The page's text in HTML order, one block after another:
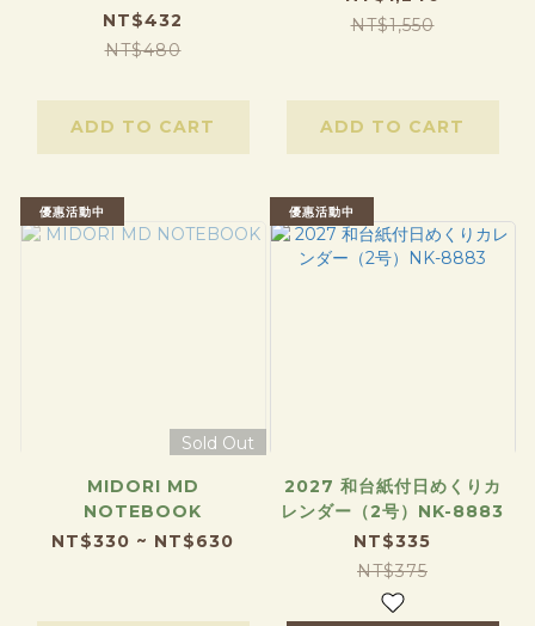
NT$432
NT$480
ADD TO CART
NT$1,550
ADD TO CART
優惠活動中
Sold Out
MIDORI MD
NOTEBOOK
NT$330 ~ NT$630
優惠活動中
2027 和台紙付日めくりカ
レンダー（2号）NK-8883
NT$335
NT$375